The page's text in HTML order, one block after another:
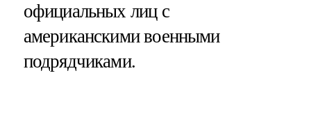
официальных лиц с
американскими военными
подрядчиками.